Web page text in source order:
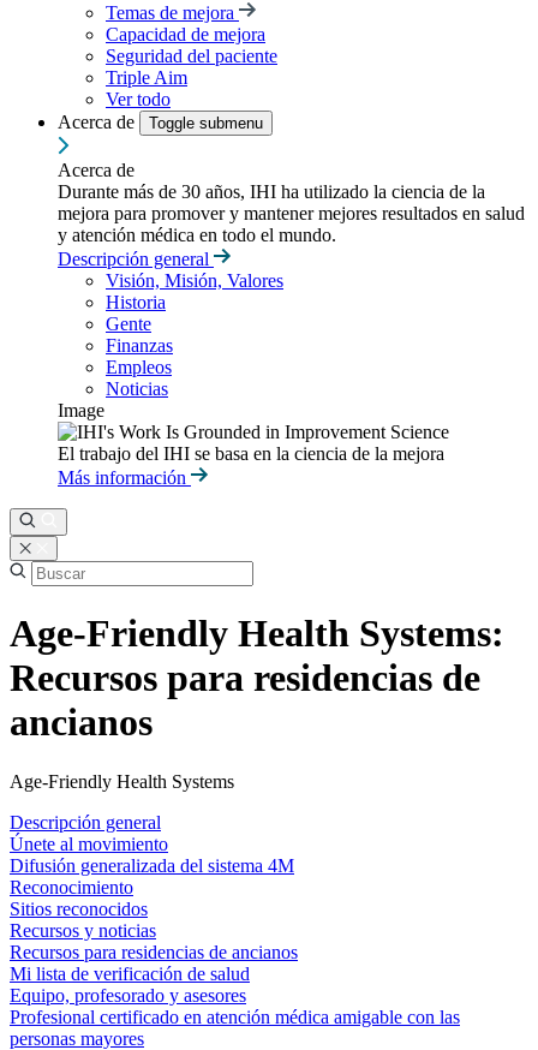
Temas de mejora
Capacidad de mejora
Seguridad del paciente
Triple Aim
Ver todo
Acerca de
Toggle submenu
Acerca de
Durante más de 30 años, IHI ha utilizado la ciencia de la
mejora para promover y mantener mejores resultados en salud
y atención médica en todo el mundo.
Descripción general
Visión, Misión, Valores
Historia
Gente
Finanzas
Empleos
Noticias
Image
El trabajo del IHI se basa en la ciencia de la mejora
Más información
Age-Friendly Health Systems:
Recursos para residencias de
ancianos
Age-Friendly Health Systems
Descripción general
Únete al movimiento
Difusión generalizada del sistema 4M
Reconocimiento
Sitios reconocidos
Recursos y noticias
Recursos para residencias de ancianos
Mi lista de verificación de salud
Equipo, profesorado y asesores
Profesional certificado en atención médica amigable con las
personas mayores